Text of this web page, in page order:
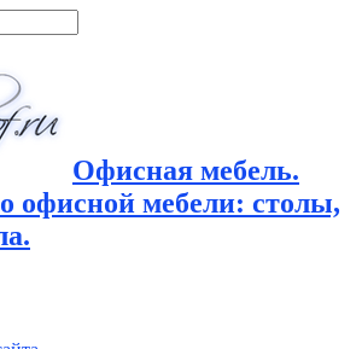
Офисная мебель.
офисной мебели: столы,